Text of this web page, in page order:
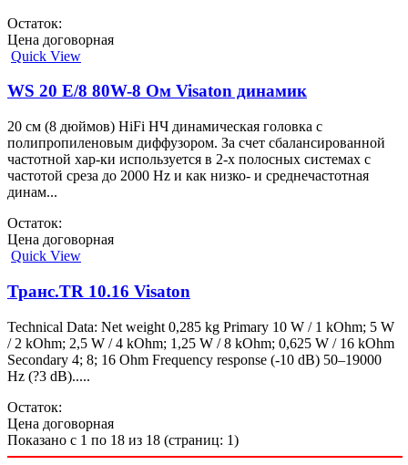
Остаток:
Цена договорная
Quick View
WS 20 E/8 80W-8 Ом Visaton динамик
20 см (8 дюймов) HiFi НЧ динамическая головка с
полипропиленовым диффузором. За счет сбалансированной
частотной хар-ки используется в 2-х полосных системах с
частотой среза до 2000 Hz и как низко- и среднечастотная
динам...
Остаток:
Цена договорная
Quick View
Транс.TR 10.16 Visaton
Technical Data: Net weight 0,285 kg Primary 10 W / 1 kOhm; 5 W
/ 2 kOhm; 2,5 W / 4 kOhm; 1,25 W / 8 kOhm; 0,625 W / 16 kOhm
Secondary 4; 8; 16 Ohm Frequency response (-10 dB) 50–19000
Hz (?3 dB).....
Остаток:
Цена договорная
Показано с 1 по 18 из 18 (страниц: 1)